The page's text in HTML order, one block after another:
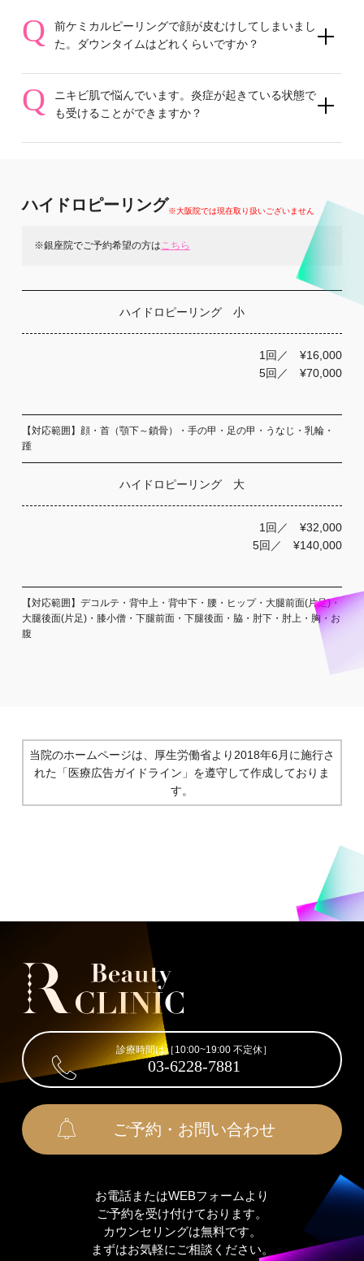
Q
前ケミカルピーリングで顔が皮むけしてしまいまし
た。ダウンタイムはどれくらいですか？
Q
ニキビ肌で悩んでいます。炎症が起きている状態で
も受けることができますか？
ハイドロピーリング※大阪院では現在取り扱いございません
※銀座院でご予約希望の方はこちら
ハイドロピーリング 小
1回／ ¥16,000
5回／ ¥70,000
【対応範囲】顔・首（顎下～鎖骨）・手の甲・足の甲・うなじ・乳輪・
踵
ハイドロピーリング 大
1回／ ¥32,000
5回／ ¥140,000
【対応範囲】デコルテ・背中上・背中下・腰・ヒップ・大腿前面(片足)・
大腿後面(片足)・膝小僧・下腿前面・下腿後面・脇・肘下・肘上・胸・お
腹
当院のホームページは、厚生労働省より2018年6月に施行さ
れた 「医療広告ガイドライン」を遵守して作成しておりま
す。
診療時間は［10:00~19:00 不定休］
03-6228-7881
ご予約・お問い合わせ
お電話またはWEBフォームより
ご予約を受け付けております。
カウンセリングは無料です。
まずはお気軽にご相談ください。